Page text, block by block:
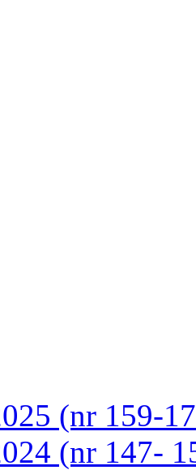
(nr 159-
(nr 147-